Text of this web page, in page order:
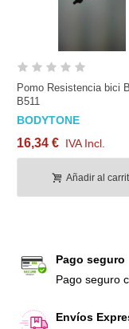
Pomo Resistencia bici
B511
BODYTONE
16,34 € IVA Incl.
Añadir al
Pago seguro
Pago seguro
Envíos